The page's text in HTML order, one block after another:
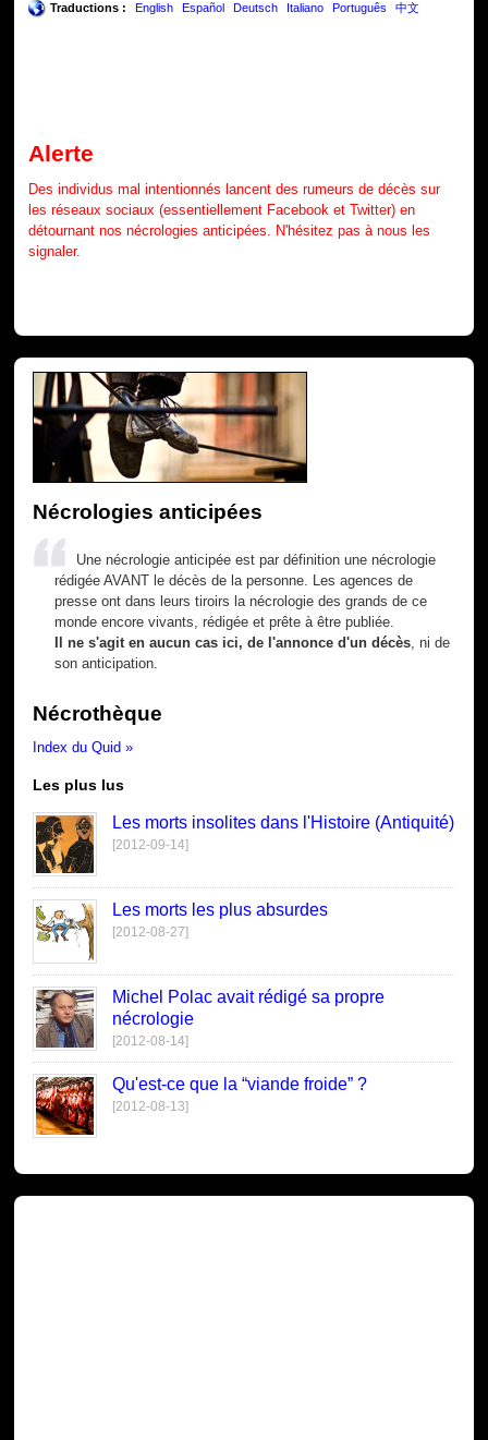
Traductions : English Español Deutsch Italiano Português 中文
Alerte
Des individus mal intentionnés lancent des rumeurs de décès sur
les réseaux sociaux (essentiellement Facebook et Twitter) en
détournant nos nécrologies anticipées. N'hésitez pas à nous les
signaler.
Nécrologies anticipées
Une nécrologie anticipée est par définition une nécrologie
rédigée AVANT le décès de la personne. Les agences de
presse ont dans leurs tiroirs la nécrologie des grands de ce
monde encore vivants, rédigée et prête à être publiée.
Il ne s'agit en aucun cas ici, de l'annonce d'un décès , ni de
son anticipation.
Nécrothèque
Index du Quid »
Les plus lus
Les morts insolites dans l'Histoire (Antiquité)
[2012-09-14]
Les morts les plus absurdes
[2012-08-27]
Michel Polac avait rédigé sa propre
nécrologie
[2012-08-14]
Qu'est-ce que la “viande froide” ?
[2012-08-13]